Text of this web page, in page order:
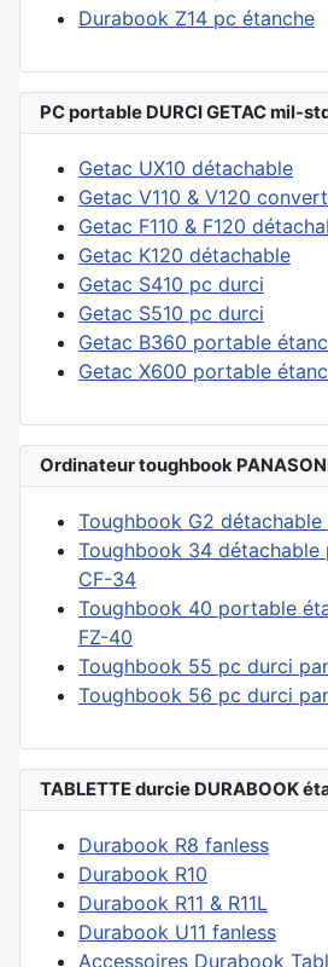
Durabook Z14 pc étanche
PC portable DURCI GETAC mil-
Getac UX10 détachable
Getac V110 & V120
Getac F110 & F120
Getac K120 détachable
Getac S410 pc durci
Getac S510 pc durci
Getac B360 portable
Getac X600 portable
Ordinateur toughbook
Toughbook G2 détachable
Toughbook 34 détachable
CF-34
Toughbook 40 portable
FZ-40
Toughbook 55 pc durci
Toughbook 56 pc durci
TABLETTE durcie DURABOOK
Durabook R8 fanless
Durabook R10
Durabook R11 & R11L
Durabook U11 fanless
Accessoires Durabook